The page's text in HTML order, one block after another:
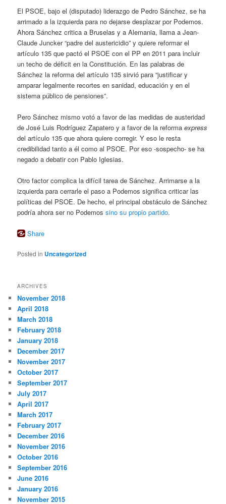
El PSOE, bajo el (disputado) liderazgo de Pedro Sánchez, se ha
arrimado a la izquierda para no dejarse desplazar por Podemos.
Ahora Sánchez critica a Bruselas y a Alemania, llama a Jean-
Claude Juncker “padre del austericidio” y quiere reformar el
artículo 135 que pactó el PSOE con el PP en 2011 para incluir
un techo de déficit en la Constitución. En las palabras de
Sánchez la reforma del artículo 135 sirvió para “justificar y
amparar legalmente recortes en sanidad, educación y en el
sistema público de pensiones”.
Pero Sánchez mismo votó a favor de las medidas de austeridad
de José Luis Rodríguez Zapatero y a favor de la reformaexpress
del artículo 135 que ahora quiere corregir. Y eso le resta
credibilidad tanto a él como al PSOE. Por eso -sospecho- se ha
negado a debatir con Pablo Iglesias.
Otro factor complica la difícil tarea de Sánchez. Arrimarse a la
izquierda para cerrarle el paso a Podemos significa criticar las
políticas del PSOE. De hecho, el principal obstáculo de Sánchez
podría ahora ser no Podemossino su propio partido.
Share
Posted in Uncategorized
ARCHIVES
November 2018
April 2018
March 2018
February 2018
January 2018
December 2017
November 2017
October 2017
September 2017
July 2017
April 2017
March 2017
February 2017
December 2016
November 2016
October 2016
September 2016
June 2016
January 2016
November 2015